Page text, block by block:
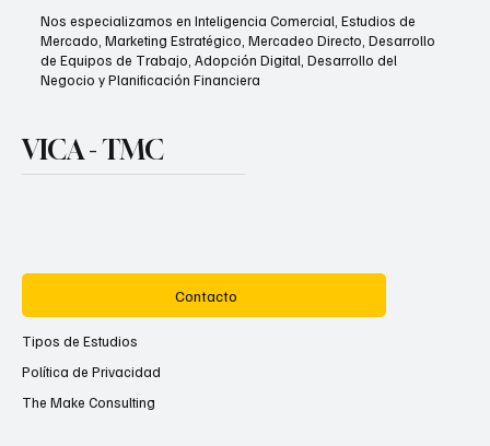
Nos especializamos en Inteligencia Comercial, Estudios de
Mercado, Marketing Estratégico, Mercadeo Directo, Desarrollo
de Equipos de Trabajo, Adopción Digital, Desarrollo del
Negocio y Planificación Financiera
VICA - TMC
Contacto
Tipos de Estudios
Política de Privacidad
The Make Consulting